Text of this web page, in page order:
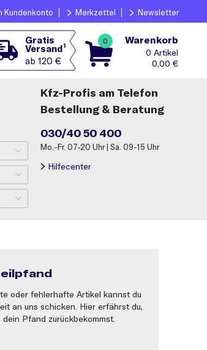
Kundenkonto Merkzettel Newsletter
Gratis
Versand1
ab 120 €
0 Warenkorb
0
0,00 €
Kfz-Profis am Telefon
Bestellung & Beratung
030/40 50 400
Mo.-Fr. 07-20 Uhr | Sa. 09-15 Uhr
Hilfecenter
oder fehlerhafte Artikel kannst du
an uns schicken. Hier erfährst du,
dein Pfand zurückbekommst.